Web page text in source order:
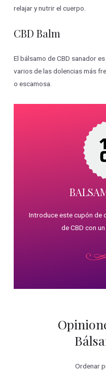
relajar y nutrir el cuerpo.
CBD Balm
El bálsamo de CBD sanador
varios de las dolencias más
o escamosa.
Introduce este cupón de
de CBD con
Ordenar